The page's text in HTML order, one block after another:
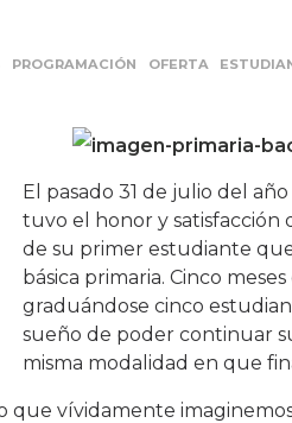
PROGRAMACIÓN OFERTA
El pasado 31 de julio del
tuvo el honor y satisfacción
de su primer estudiante
básica primaria. Cinco
graduándose cinco
sueño de poder continuar
misma modalidad en que
que vívidamente